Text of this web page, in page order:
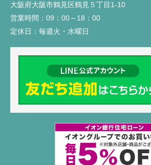
大阪府大阪市鶴見区鶴見５丁目1-10
営業時間： 09：00～18：00
定休日： 毎週火・水曜日